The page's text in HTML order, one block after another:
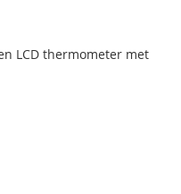
LCD thermometer met